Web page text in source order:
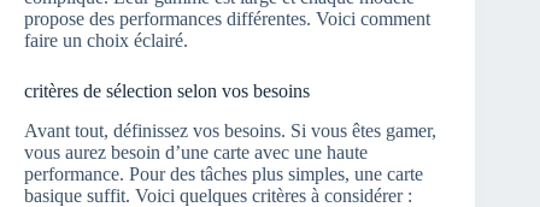
propose des performances différentes. Voici comment
faire un choix éclairé.
critères de sélection selon vos besoins
Avant tout, définissez vos besoins. Si vous êtes gamer,
vous aurez besoin d’une carte avec une haute
performance. Pour des tâches plus simples, une carte
basique suffit. Voici quelques critères à considérer :